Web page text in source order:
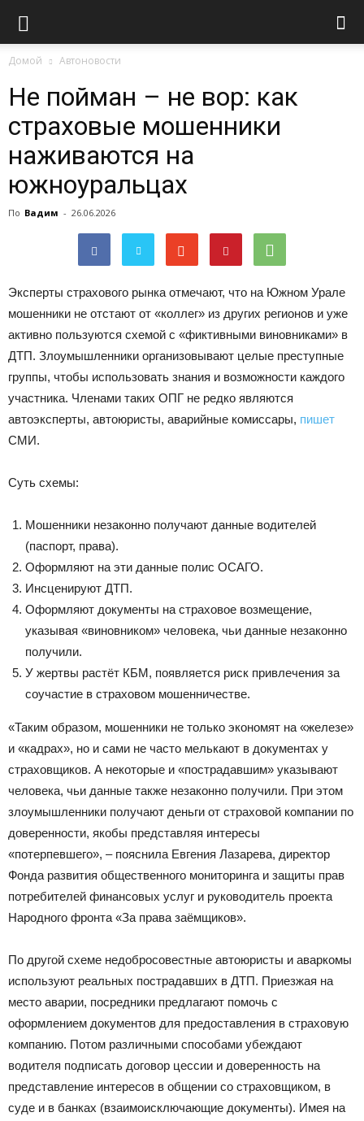
Домой Автоновости
Не пойман – не вор: как
страховые мошенники
наживаются на
южноуральцах
По Вадим - 26.06.2026
Эксперты страхового рынка отмечают, что на Южном Урале
мошенники не отстают от «коллег» из других регионов и уже
активно пользуются схемой с «фиктивными виновниками» в
ДТП. Злоумышленники организовывают целые преступные
группы, чтобы использовать знания и возможности каждого
участника. Членами таких ОПГ не редко являются
автоэксперты, автоюристы, аварийные комиссары, пишет
СМИ.
Суть схемы:
Мошенники незаконно получают данные водителей
(паспорт, права).
Оформляют на эти данные полис ОСАГО.
Инсценируют ДТП.
Оформляют документы на страховое возмещение,
указывая «виновником» человека, чьи данные незаконно
получили.
У жертвы растёт КБМ, появляется риск привлечения за
соучастие в страховом мошенничестве.
«Таким образом, мошенники не только экономят на «железе»
и «кадрах», но и сами не часто мелькают в документах у
страховщиков. А некоторые и «пострадавшим» указывают
человека, чьи данные также незаконно получили. При этом
злоумышленники получают деньги от страховой компании по
доверенности, якобы представляя интересы
«потерпевшего», – пояснила Евгения Лазарева, директор
Фонда развития общественного мониторинга и защиты прав
потребителей финансовых услуг и руководитель проекта
Народного фронта «За права заёмщиков».
По другой схеме недобросовестные автоюристы и аваркомы
используют реальных пострадавших в ДТП. Приезжая на
место аварии, посредники предлагают помочь с
оформлением документов для предоставления в страховую
компанию. Потом различными способами убеждают
водителя подписать договор цессии и доверенность на
представление интересов в общении со страховщиком, в
суде и в банках (взаимоисключающие документы). Имея на